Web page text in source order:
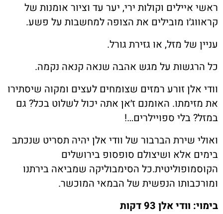
ראשי איילים וקולות ירי, יער עד וציור אומנות של
קראווג׳ו מובילים את הצופה למחשבות על פשע.
עניין של מזל, או גזירת גורל.
כל הרגשות על מגש אהבה שנאה קנאה נקמה.
וודי אלן זורע רמזים שצומחים לעצים ומקוה שיסתירו
את מזימתו. האומנם ז׳אן אתה יכול לשלוט בכל? גם
במזל? בלי ספויילרים…!
ואולי שירת הברבור של וודי אלן יהיה תסריט שנכתב
בימים אלא ושיצולם סופסופ בירושלים
הקוסמופוליטית.כל הסימבוליקה שמביאה בירתנו
ומורכבותו הנפשית של הבמאי המוכשר.
בימוי: וודי אלן 93 דקות